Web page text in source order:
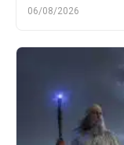
06/08/2026